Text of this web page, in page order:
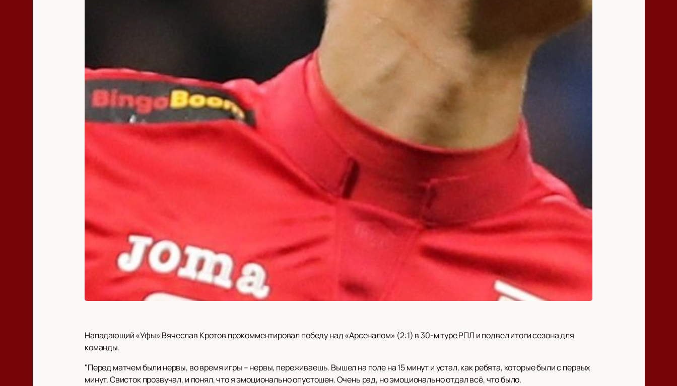
Нападающий «Уфы» Вячеслав Кротов прокомментировал победу над «Арсеналом» (2:1) в 30-м туре РПЛ и подвел итоги сезона для
команды.
"Перед матчем были нервы, во время игры – нервы, переживаешь. Вышел на поле на 15 минут и устал, как ребята, которые были с первых
минут. Свисток прозвучал, и понял, что я эмоционально опустошен. Очень рад, но эмоционально отдал всё, что было.